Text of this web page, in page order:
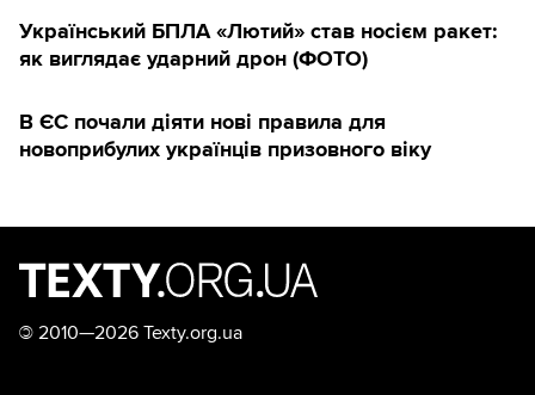
Український БПЛА «Лютий» став носієм ракет:
як виглядає ударний дрон (ФОТО)
В ЄС почали діяти нові правила для
новоприбулих українців призовного віку
© 2010—2026 Texty.org.ua